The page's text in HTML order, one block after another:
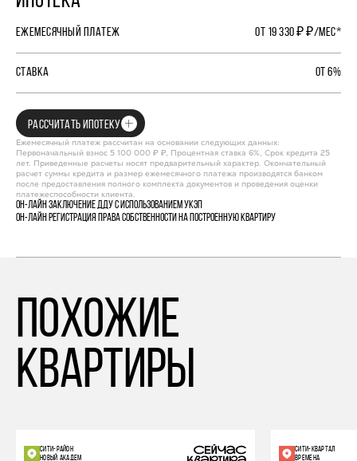
ЕЖЕМЕСЯЧНЫЙ ПЛАТЕЖ ОТ 19 330 ₽ ₽/МЕС*
СТАВКА ОТ 6%
РАССЧИТАТЬ ИПОТЕКУ
Ежемесячный платеж рассчитан на основании следующих данных:
Первоначальный взнос 5 100 000 ₽ ₽, Процентная ставка 6%, Срок кредита 25
лет. Приведенные расчеты носят предварительный характер. Окончательный
расчет суммы кредита и размер ежемесячного платежа производятся банком
после предоставления полного комплекта документов и проведения оценки
платежеспособности клиента.
Он-лайн заключение ДДУ с использованием УКЭП
Он-лайн регистрация права собственности на построенную квартиру
похожие
квартиры
СИТИ-РАЙОН
НОВЫЙ АКАДЕМ
СИТИ-КВАРТАЛ
ВРЕМЕНА